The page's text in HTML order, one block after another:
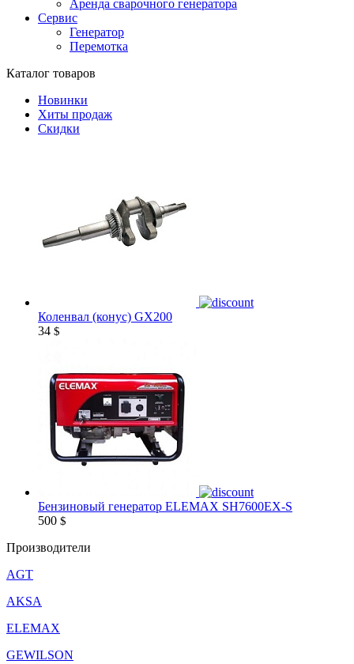
Аренда сварочного генератора
Сервис
Генератор
Перемотка
Каталог товаров
Новинки
Хиты продаж
Скидки
Коленвал (конус) GX200
34 $
Бензиновый генератор ELEMAX SH7600EX-S
500 $
Производители
AGT
AKSA
ELEMAX
GEWILSON